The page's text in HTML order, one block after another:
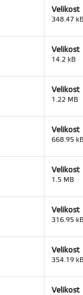
Velikost
348.47 kB
Velikost
14.2 kB
Velikost
1.22 MB
Velikost
668.95 kB
Velikost
1.5 MB
Velikost
316.95 kB
Velikost
354.19 kB
Velikost